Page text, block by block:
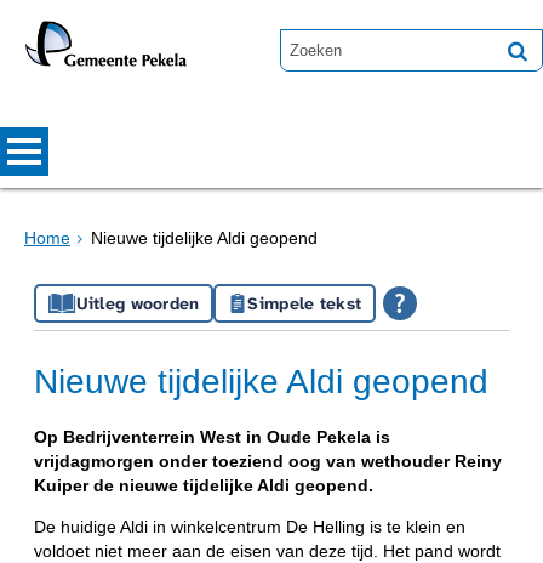
Home Nieuwe tijdelijke Aldi geopend
Uitleg woorden Simpele tekst
Nieuwe tijdelijke Aldi geopend
Op Bedrijventerrein West in Oude Pekela is
vrijdagmorgen onder toeziend oog van wethouder Reiny
Kuiper de nieuwe tijdelijke Aldi geopend.
De huidige Aldi in winkelcentrum De Helling is te klein en
voldoet niet meer aan de eisen van deze tijd. Het pand wordt